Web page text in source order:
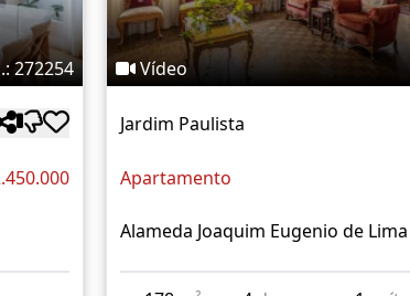
272254 Vídeo
Jardim Paulista
Apartamento
Alameda Joaquim Eugenio de Lima